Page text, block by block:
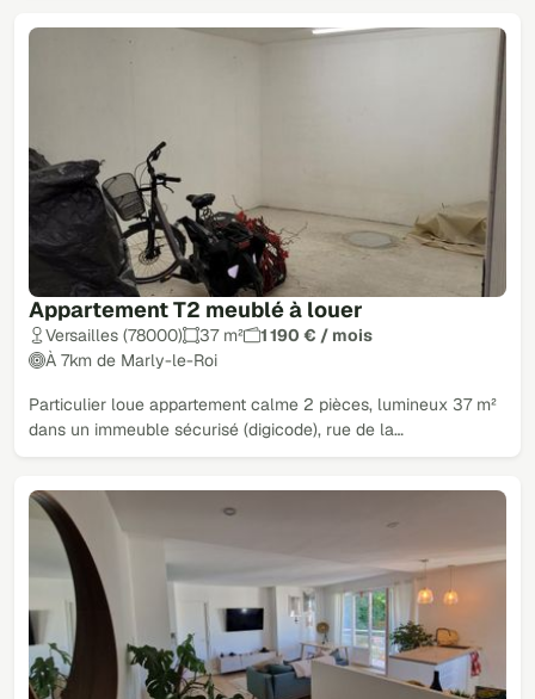
Appartement T2 meublé à louer
Versailles (78000) 37 m²
1 190 € / mois
À 7km de Marly-le-Roi
Particulier loue appartement calme 2 pièces, lumineux 37 m²
dans un immeuble sécurisé (digicode), rue de la…